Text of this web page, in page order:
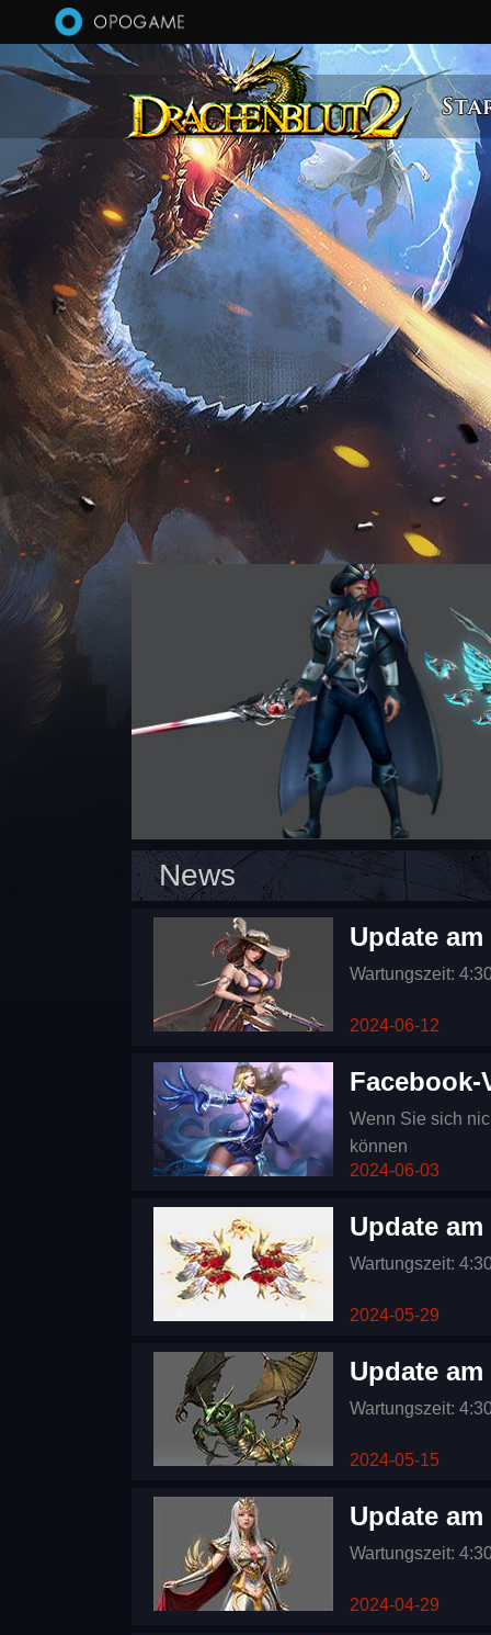
Direkt zum Inhalt
News
Update am
Wartungszeit:
2024-06-12
Wenn Sie sich
können
2024-06-03
Update am
Wartungszeit:
2024-05-29
Update am
Wartungszeit:
2024-05-15
Update am
Wartungszeit:
2024-04-29